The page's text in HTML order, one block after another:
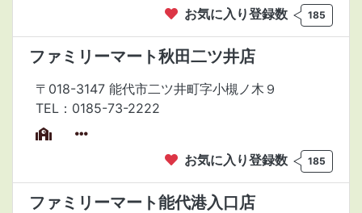
お気に入り登録数 185
ファミリーマート秋田二ツ井店
〒018-3147 能代市二ツ井町字小槻ノ木９
TEL：0185-73-2222
お気に入り登録数 185
ファミリーマート能代港入口店